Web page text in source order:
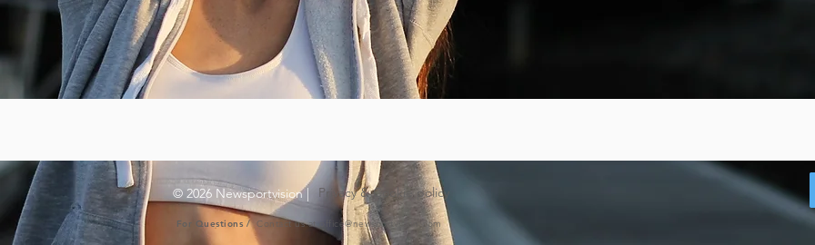
© 2026 Newsportvision | Privacy & Cookie policy
For Questions /Contact us at office@newsportvision.com